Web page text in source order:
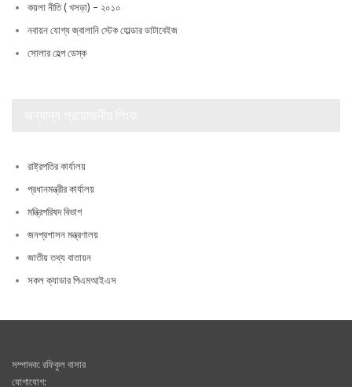
কয়লা নীতি ( খসড়া) – ২০১০
নবায়ন যোগ্য জ্বালানি স্টেক হোল্ডার ডাটাবেইজ
সোলার হেল্প ডেস্ক
রাষ্ট্রপতির কার্যালয়
প্রধানমন্ত্রীর কার্যালয়
মন্ত্রিপরিষদ বিভাগ
জনপ্রশাসন মন্ত্রণালয়
জাতীয় তথ্য বাতায়ন
সকল ক্যাডার পিএমআইএস
সম্পাদক: রফিকুল বাসার
যোগাযোগ: